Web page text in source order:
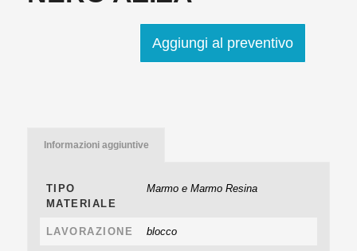
Aggiungi al preventivo
Informazioni aggiuntive
TIPO
MATERIALE
Marmo e Marmo Resina
LAVORAZIONE blocco